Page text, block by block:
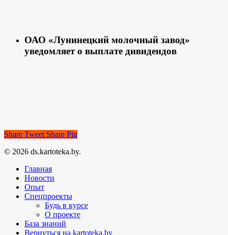
ОАО «Лунинецкий молочный завод»
уведомляет о выплате дивидендов
Share Tweet Share Pin
© 2026 ds.kartoteka.by.
Главная
Новости
Опыт
Спецпроекты
Будь в курсе
О проекте
База знаний
Вернуться на kartoteka.by